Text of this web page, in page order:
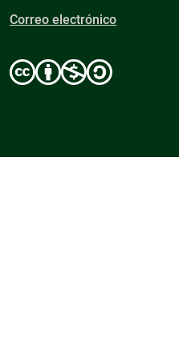
Correo electrónico